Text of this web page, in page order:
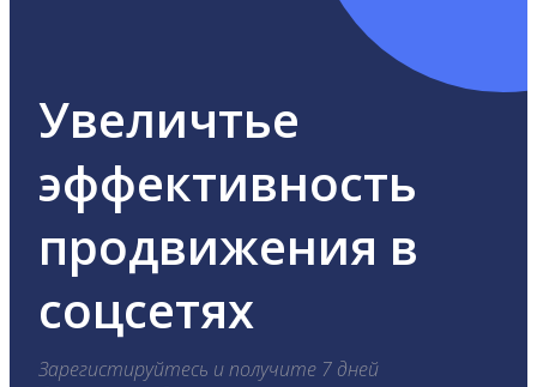
Увеличтье
эффективность
продвижения в
соцсетях
Зарегистируйтесь и получите 7 дней